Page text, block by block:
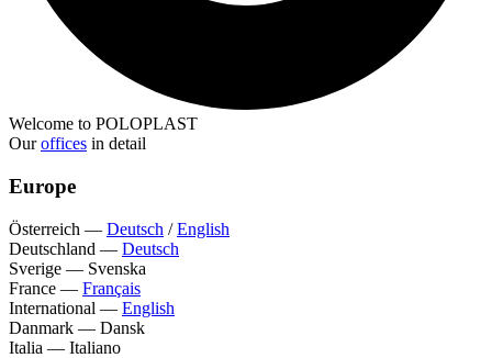
Welcome to POLOPLAST
Ouroffices in detail
Europe
Österreich — Deutsch /English
Deutschland — Deutsch
Sverige — Svenska
France — Français
International — English
Danmark — Dansk
Italia — Italiano